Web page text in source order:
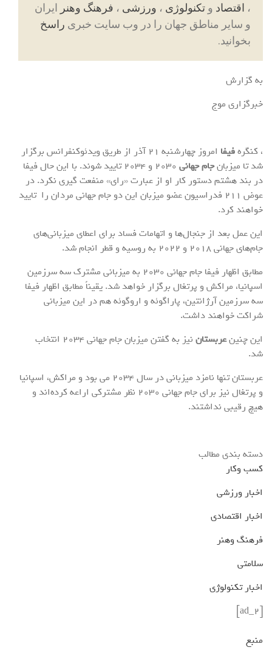
، اقتصاد و تکنولوژی ، ورزشی ، فرهنگ وهنر ایران
و سایر مناطق جهان را در وب سایت خبری راسخ
بخوانید.
به گزارش
خبرگزاری موج
، کنگرهفیفا
امروز چهارشنبه ۲۱ آذر از طریق ویدئوکنفرانس برگزار
شد تا میزبانجام جهانی
۲۰۳۰ و ۲۰۳۴ تایید شوند. با این حال فیفا
در بند هشتم دستور کار او از عبارت «رای» منفعت گیری نکرد. در
عوض ۲۱۱ فدراسیون عضو میزبان این دو جام جهانی مردان را تایید
خواهند کرد.
این عمل بعد از جنجال‌ها و اتهامات فساد برای اعطای میزبانی‌های
جام‌های جهانی ۲۰۱۸ و ۲۰۲۲ به روسیه و قطر انجام شد.
مطابق اظهار فیفا جام جهانی ۲۰۳۰ به میزبانی مشترک سه سرزمین
اسپانیا، مراکش و پرتغال برگزار خواهد شد. یقیناً مطابق اظهار فیفا
سه سرزمین آرژانتین، پاراگوئه و اروگوئه هم در این میزبانی
شراکت خواهند داشت.
این چنینعربستان
نیز به گفتن میزبان جام جهانی ۲۰۳۴ انتخاب
شد.
عربستان تنها نامزد میزبانی در سال ۲۰۳۴ می بود و مراکش، اسپانیا
و پرتغال نیز برای جام جهانی ۲۰۳۰ نظر مشترکی اراعه کرده‌اند و
هیچ رقیبی نداشتند.
دسته بندی مطالب
کسب وکار
اخبار ورزشی
اخبار اقتصادی
فرهنگ وهنر
سلامتی
اخبار تکنولوژی
[ad_2]
منبع